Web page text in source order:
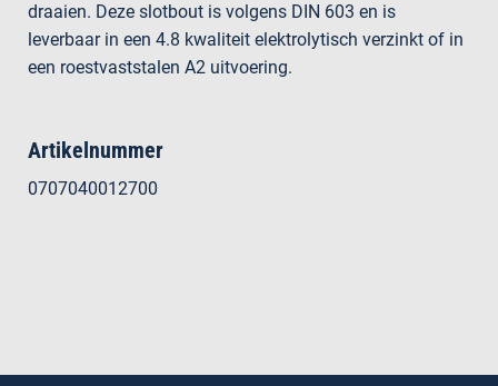
draaien. Deze slotbout is volgens DIN 603 en is
leverbaar in een 4.8 kwaliteit elektrolytisch verzinkt of in
een roestvaststalen A2 uitvoering.
Artikelnummer
0707040012700